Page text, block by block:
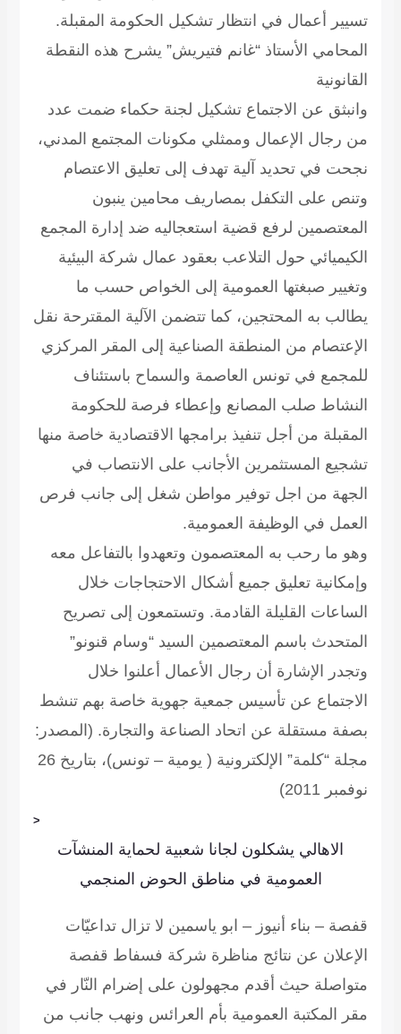
تسيير أعمال في انتظار تشكيل الحكومة المقبلة.
المحامي الأستاذ “غانم فتيريش” يشرح هذه النقطة
القانونية
وانبثق عن الاجتماع تشكيل لجنة حكماء ضمت عدد
من رجال الإعمال وممثلي مكونات المجتمع المدني،
نجحت في تحديد آلية تهدف إلى تعليق الاعتصام
وتنص على التكفل بمصاريف محامين ينبون
المعتصمين لرفع قضية استعجاليه ضد إدارة المجمع
الكيميائي حول التلاعب بعقود عمال شركة البيئية
وتغيير صبغتها العمومية إلى الخواص حسب ما
يطالب به المحتجين، كما تتضمن الآلية المقترحة نقل
الإعتصام من المنطقة الصناعية إلى المقر المركزي
للمجمع في تونس العاصمة والسماح باستئناف
النشاط صلب المصانع وإعطاء فرصة للحكومة
المقبلة من أجل تنفيذ برامجها الاقتصادية خاصة منها
تشجيع المستثمرين الأجانب على الانتصاب في
الجهة من اجل توفير مواطن شغل إلى جانب فرص
العمل في الوظيفة العمومية.
وهو ما رحب به المعتصمون وتعهدوا بالتفاعل معه
وإمكانية تعليق جميع أشكال الاحتجاجات خلال
الساعات القليلة القادمة. وتستمعون إلى تصريح
المتحدث باسم المعتصمين السيد “وسام قنونو”
وتجدر الإشارة أن رجال الأعمال أعلنوا خلال
الاجتماع عن تأسيس جمعية جهوية خاصة بهم تنشط
بصفة مستقلة عن اتحاد الصناعة والتجارة. (المصدر:
مجلة “كلمة” الإلكترونية ( يومية – تونس)، بتاريخ 26
نوفمبر 2011)
<
الاهالي يشكلون لجانا شعبية لحماية المنشآت
العمومية في مناطق الحوض المنجمي
قفصة – بناء أنيوز – ابو ياسمين لا تزال تداعيّات
الإعلان عن نتائج مناظرة شركة فسفاط قفصة
متواصلة حيث أقدم مجهولون على إضرام النّار في
مقر المكتبة العمومية بأم العرائس ونهب جانب من